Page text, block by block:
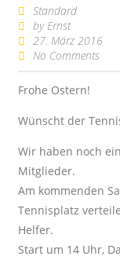
Standard
by Ernst
27. März 2016
No Comments
Frohe Ostern!
Wünscht der
Wir haben noch
Mitglieder.
Am kommenden
Tennisplatz
Helfer.
Start um 14 Uhr,